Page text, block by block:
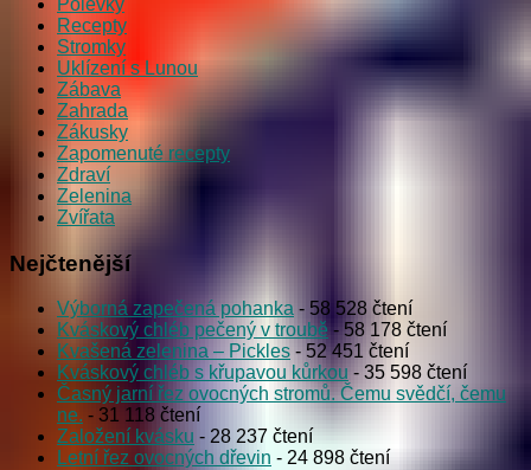
Polévky
Recepty
Stromky
Uklízení s Lunou
Zábava
Zahrada
Zákusky
Zapomenuté recepty
Zdraví
Zelenina
Zvířata
Nejčtenější
Výborná zapečená pohanka - 58 528 čtení
Kváskový chléb pečený v troubě - 58 178 čtení
Kvašená zelenina – Pickles - 52 451 čtení
Kváskový chléb s křupavou kůrkou - 35 598 čtení
Časný jarní řez ovocných stromů. Čemu svědčí, čemu
ne. - 31 118 čtení
Založení kvásku - 28 237 čtení
Letní řez ovocných dřevin - 24 898 čtení